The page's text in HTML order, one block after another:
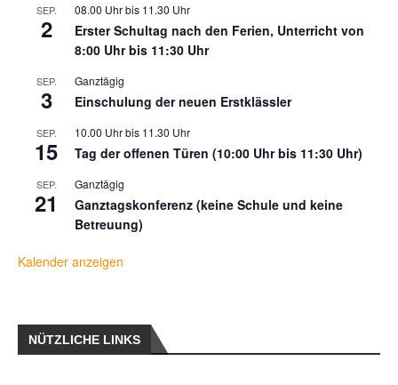
SEP.
2
08.00 Uhrbis 11.30 Uhr
Erster Schultag nach den Ferien, Unterricht von
8:00 Uhr bis 11:30 Uhr
SEP.
3
Ganztägig
Einschulung der neuen Erstklässler
SEP.
15
10.00 Uhrbis 11.30 Uhr
Tag der offenen Türen (10:00 Uhr bis 11:30 Uhr)
SEP.
21
Ganztägig
Ganztagskonferenz (keine Schule und keine
Betreuung)
Kalender anzeigen
NÜTZLICHE LINKS